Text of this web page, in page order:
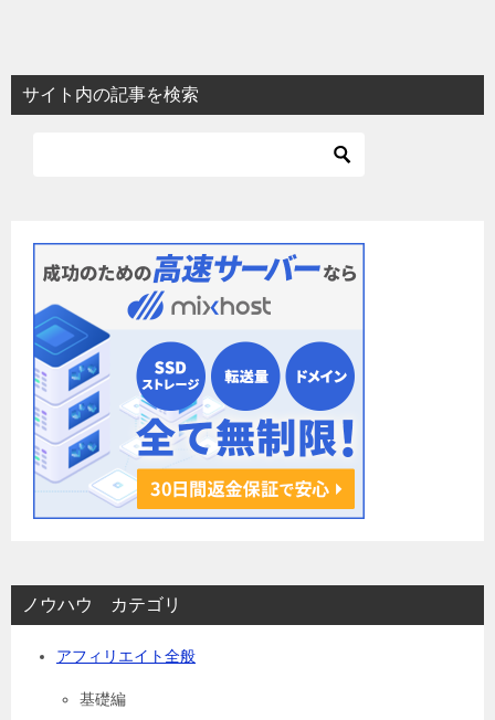
ビ
ゲ
サイト内の記事を検索
ノウハウ カテゴリ
アフィリエイト全般
基礎編